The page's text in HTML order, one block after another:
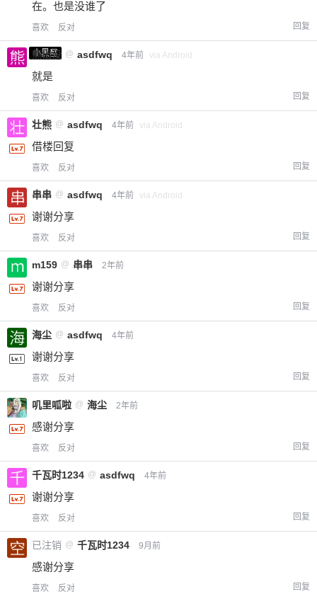
在。也是没谁了
喜欢 反对 回复
小黑屋
熊出没 @ asdfwq 4年前 via Android
就是
喜欢 反对 回复
壮熊 @ asdfwq 4年前 via Android
借楼回复
喜欢 反对 回复
串串 @ asdfwq 4年前 via Android
谢谢分享
喜欢 反对 回复
m159 @ 串串 2年前
谢谢分享
喜欢 反对 回复
海尘 @ asdfwq 4年前
谢谢分享
喜欢 反对 回复
叽里呱啦 @ 海尘 2年前
感谢分享
喜欢 反对 回复
千瓦时1234 @ asdfwq 4年前
谢谢分享
喜欢 反对 回复
已注销 @ 千瓦时1234 9月前
感谢分享
喜欢 反对 回复
您没有权限发布内容，请购买会员或者提升权
限。
忘记密码？